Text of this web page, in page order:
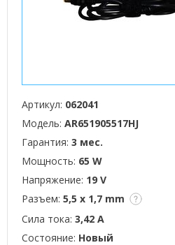
Артикул: 062041
Модель: AR651905517HJ
Гарантия: 3 мес.
Мощность: 65 W
Напряжение: 19 V
Разъем: 5,5 x 1,7 mm
Сила тока: 3,42 А
Состояние: Новый